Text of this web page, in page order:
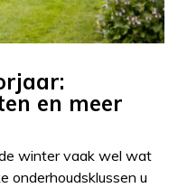
en meer
winter vaak wel wat
onderhoudsklussen u